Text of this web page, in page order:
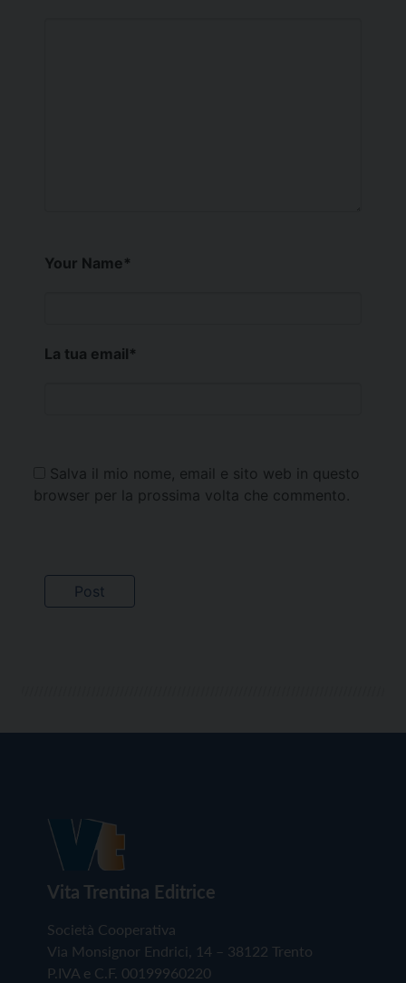
Your Name*
La tua email*
Salva il mio nome, email e sito web in questo
browser per la prossima volta che commento.
Vita Trentina Editrice
Società Cooperativa
Via Monsignor Endrici, 14 – 38122 Trento
P.IVA e C.F. 00199960220